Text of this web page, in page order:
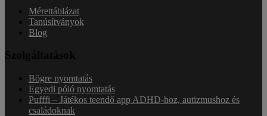
Mérettáblázat
Tanúsítványok
Blog
Szolgáltatások
Bögre nyomtatás
Egyedi póló nyomtatás
Pufffi – Játékos teendő app ADHD-hoz, autizmushoz és
családoknak